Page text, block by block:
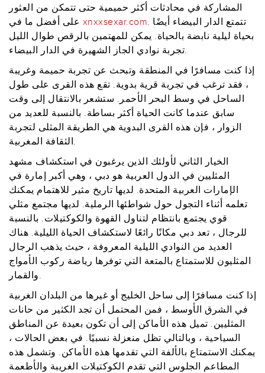
المشاركة في محادثات أكثر حميمية حتى تتمكن من العثور
xnxxsexar.com. تتمتع الدار البيضاء أيضًا
بحياة ليلية نابضة بالحياة. يمكن للمهتمين بالرقص طوال الليل
تجربة نوادي الجاز الشهيرة في الدار البيضاء.
إذا كنت مسافرًا في المنطقة وتبحث عن تجربة حميمة وغريبة
، فقد ترغب في تجربة قرية بدوية. تقع هذه القرى على طول
الساحل في وسط البحر الأحمر. ستشعر بالانتقال إلى وقت
سابق عندما كانت الحياة أكثر بساطة. بالنسبة للعديد من
الزوار ، فإن هذه القرى البدوية هي الطريقة المثلى لتجربة
الثقافة المغربية.
الخيار الثاني لأولئك الذين يرغبون في استكشاف مشهد
المثليين في الدول العربية هو دبي ، وهي أكبر إمارة في
الإمارات العربية المتحدة. لديها تاريخ مثير للاهتمام يمكنك
تعلمه أثناء التجول حول شواطئها الرملية. لديها مجتمع مثلي
قوي يجتمع بانتظام لتناول القهوة والكوكتيلات. بالنسبة
للرجال ، تعد دبي مكانًا رائعًا لاستكشاف الحياة الليلية. هناك
العديد من النوادي الليلية المعروفة ، حيث يذهب الرجال
المثليون للاستمتاع بالمتعة التي توفرها رياضة ركوب الأمواج
والقمار.
إذا كنت مسافرًا إلى ساحل الخليج أو غيرها من البلدان الغربية
في الشرق الأوسط ، فمن المحتمل أن تجد الكثير من حانات
المثليين. تميل هذه الأماكن إلى أن تكون بعيدة عن المناطق
السياحية ، وبالتالي تظل منعزلة نسبيًا. في بعض الحالات ،
يمكنك الاستمتاع بالألفة التي تقدمها هذه الأماكن. وتشمل هذه
المطاعم الجلوس التي تقدم الكوكتيلات الغريبة والأطعمة